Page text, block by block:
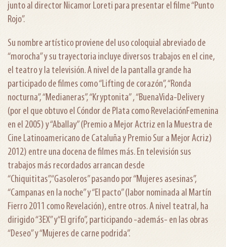
junto al director Nicamor Loreti para presentar el filme “Punto
Rojo”.
Su nombre artístico proviene del uso coloquial abreviado de
“morocha” y su trayectoria incluye diversos trabajos en el cine,
el teatro y la televisión. A nivel de la pantalla grande ha
participado de filmes como “Lifting de corazón”, “Ronda
nocturna”, “Medianeras”, “Kryptonita” , “BuenaVida-Delivery
(por el que obtuvo el Cóndor de Plata como RevelaciónFemenina
en el 2005) y “Aballay” (Premio a Mejor Actriz en la Muestra de
Cine Latinoamericano de Cataluña y Premio Sur a Mejor Acriz)
2012) entre una docena de filmes más. En televisión sus
trabajos más recordados arrancan desde
“Chiquititas”,“Gasoleros” pasando por “Mujeres asesinas”,
“Campanas en la noche” y “El pacto” (labor nominada al Martín
Fierro 2011 como Revelación), entre otros. A nivel teatral, ha
dirigido “3EX” y“El grifo”, participando -además- en las obras
“Deseo” y “Mujeres de carne podrida”.